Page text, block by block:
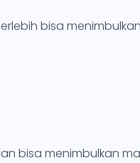
bisa
bisa menimbulkan